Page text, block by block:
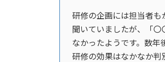
研修の企画には担当者も
聞いていましたが、「
なかったようです。数年
研修の効果はなかなか判